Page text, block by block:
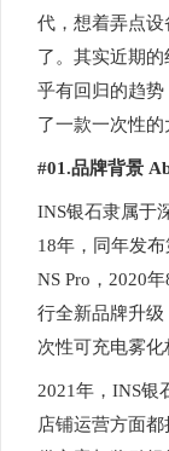
代，想着弄点设
了。其实近期
乎有回归的趋
了一款一次性的
#01.品牌背景
INS银石隶属于
18年，同年发
NS Pro，2020
行全新品牌升级
次性可充电雾化
2021年，INS银
店铺运营方面